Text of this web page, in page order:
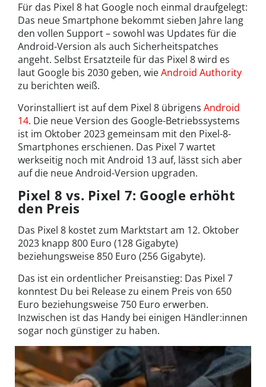
Für das Pixel 8 hat Google noch einmal draufgelegt:
Das neue Smartphone bekommt sieben Jahre lang
den vollen Support – sowohl was Updates für die
Android-Version als auch Sicherheitspatches
angeht. Selbst Ersatzteile für das Pixel 8 wird es
laut Google bis 2030 geben, wieAndroid Authority
zu berichten weiß.
Vorinstalliert ist auf dem Pixel 8 übrigens Android
14. Die neue Version des Google-Betriebssystems
ist im Oktober 2023 gemeinsam mit den Pixel-8-
Smartphones erschienen. Das Pixel 7 wartet
werkseitig noch mit Android 13 auf, lässt sich aber
auf die neue Android-Version upgraden.
Pixel 8 vs. Pixel 7: Google erhöht
den Preis
Das Pixel 8 kostet zum Marktstart am 12. Oktober
2023 knapp 800 Euro (128 Gigabyte)
beziehungsweise 850 Euro (256 Gigabyte).
Das ist ein ordentlicher Preisanstieg: Das Pixel 7
konntest Du bei Release zu einem Preis von 650
Euro beziehungsweise 750 Euro erwerben.
Inzwischen ist das Handy bei einigen Händler:innen
sogar noch günstiger zu haben.